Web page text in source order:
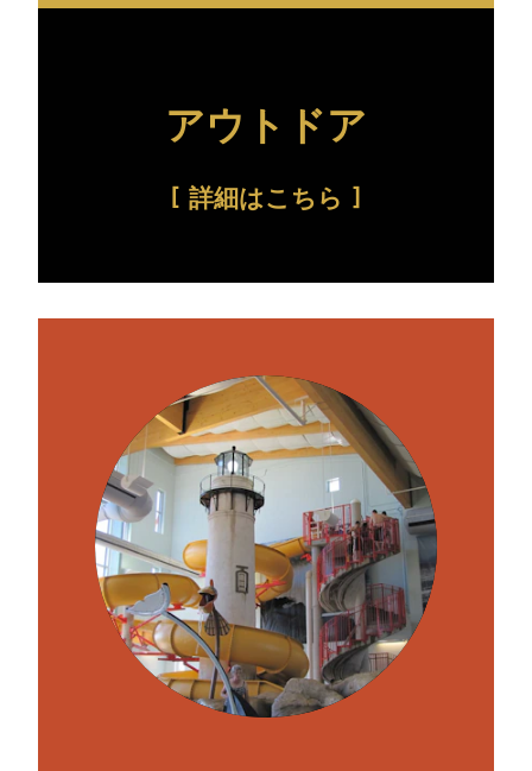
アウトドア
詳細はこちら